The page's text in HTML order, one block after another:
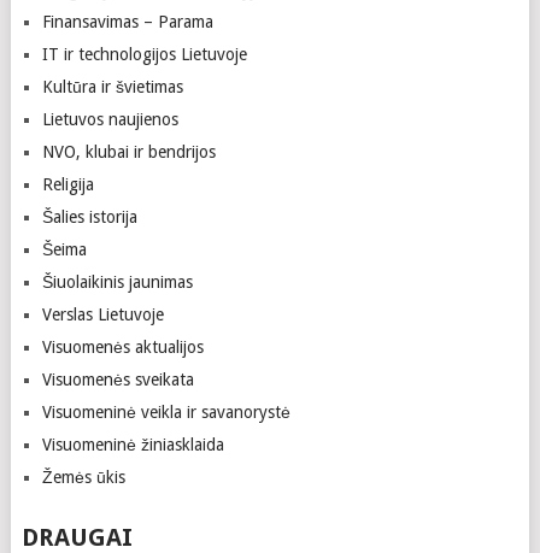
Finansavimas – Parama
IT ir technologijos Lietuvoje
Kultūra ir švietimas
Lietuvos naujienos
NVO, klubai ir bendrijos
Religija
Šalies istorija
Šeima
Šiuolaikinis jaunimas
Verslas Lietuvoje
Visuomenės aktualijos
Visuomenės sveikata
Visuomeninė veikla ir savanorystė
Visuomeninė žiniasklaida
Žemės ūkis
DRAUGAI